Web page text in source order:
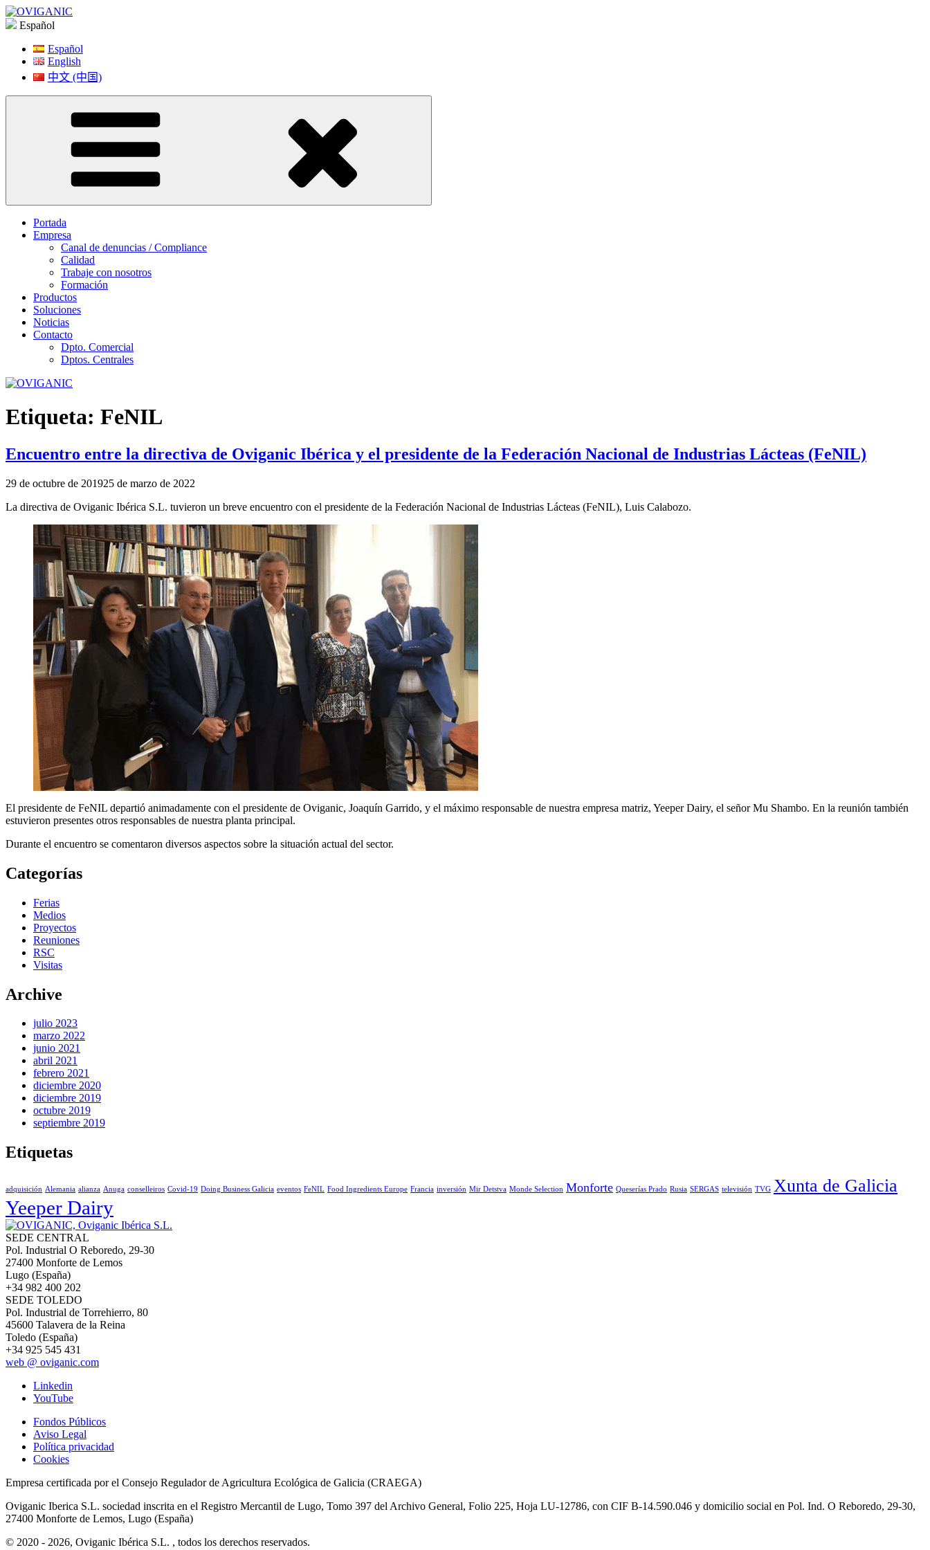
Saltar
a
Español
Español
English
中文 (中国)
Portada
Empresa
Canal de denuncias / Compliance
Calidad
Trabaje con nosotros
Formación
Productos
Soluciones
Noticias
Contacto
Dpto. Comercial
Dptos. Centrales
Etiqueta: FeNIL
Encuentro entre la directiva de Oviganic Ibérica y el presidente de la Federación Nacional de Industrias Lácteas (FeNIL)
Publicado
29 de octubre de 201925 de marzo de 2022
La directiva de Oviganic Ibérica S.L. tuvieron un breve encuentro con el presidente de la Federación Nacional de Industrias Lácteas (FeNIL), Luis Calabozo.
El presidente de FeNIL departió animadamente con el presidente de Oviganic, Joaquín Garrido, y el máximo responsable de nuestra empresa matriz, Yeeper Dairy, el señor Mu Shambo. En la reunión también
estuvieron presentes otros responsables de nuestra planta principal.
Durante el encuentro se comentaron diversos aspectos sobre la situación actual del sector.
Categorías
Ferias
Medios
Proyectos
Reuniones
RSC
Visitas
Archive
julio 2023
marzo 2022
junio 2021
abril 2021
febrero 2021
diciembre 2020
diciembre 2019
octubre 2019
septiembre 2019
Etiquetas
adquisición Alemania alianza Anuga conselleiros Covid-19 Doing Business Galicia eventos FeNIL Food Ingredients Europe Francia inversión Mir Detstva Monde Selection Monforte Queserías Prado Rusia SERGAS televisión TVG Xunta de Galicia
Yeeper Dairy
SEDE CENTRAL
Pol. Industrial O Reboredo, 29-30
27400 Monforte de Lemos
Lugo (España)
+34 982 400 202
SEDE TOLEDO
Pol. Industrial de Torrehierro, 80
45600 Talavera de la Reina
Toledo (España)
+34 925 545 431
web @ oviganic.com
Linkedin
YouTube
Fondos Públicos
Aviso Legal
Política privacidad
Cookies
Empresa certificada por el Consejo Regulador de Agricultura Ecológica de Galicia (CRAEGA)
Oviganic Iberica S.L. sociedad inscrita en el Registro Mercantil de Lugo, Tomo 397 del Archivo General, Folio 225, Hoja LU-12786, con CIF B-14.590.046 y domicilio social en Pol. Ind. O Reboredo, 29-30,
27400 Monforte de Lemos, Lugo (España)
© 2020 - 2026, Oviganic Ibérica S.L. , todos los derechos reservados.